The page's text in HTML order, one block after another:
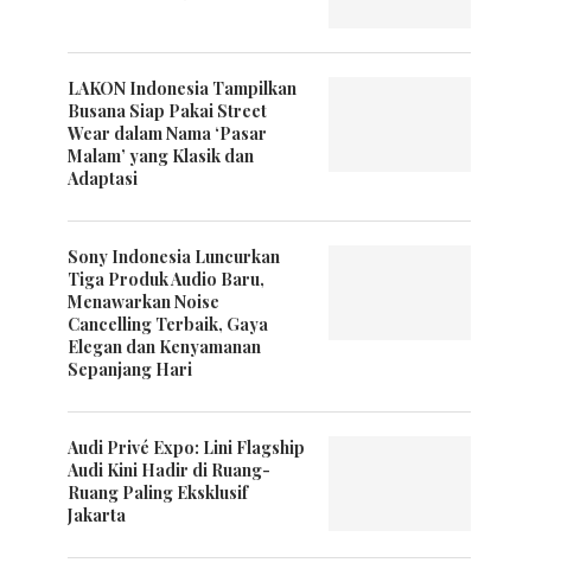
LAKON Indonesia Tampilkan
Busana Siap Pakai Street
Wear dalam Nama ‘Pasar
Malam’ yang Klasik dan
Adaptasi
Sony Indonesia Luncurkan
Tiga Produk Audio Baru,
Menawarkan Noise
Cancelling Terbaik, Gaya
Elegan dan Kenyamanan
Sepanjang Hari
Audi Privé Expo: Lini Flagship
Audi Kini Hadir di Ruang-
Ruang Paling Eksklusif
Jakarta